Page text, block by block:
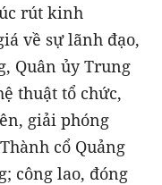
rút kinh
về sự lãnh đạo,
Quân ủy Trung
thuật tổ chức,
giải phóng
cổ Quảng
công lao, đóng